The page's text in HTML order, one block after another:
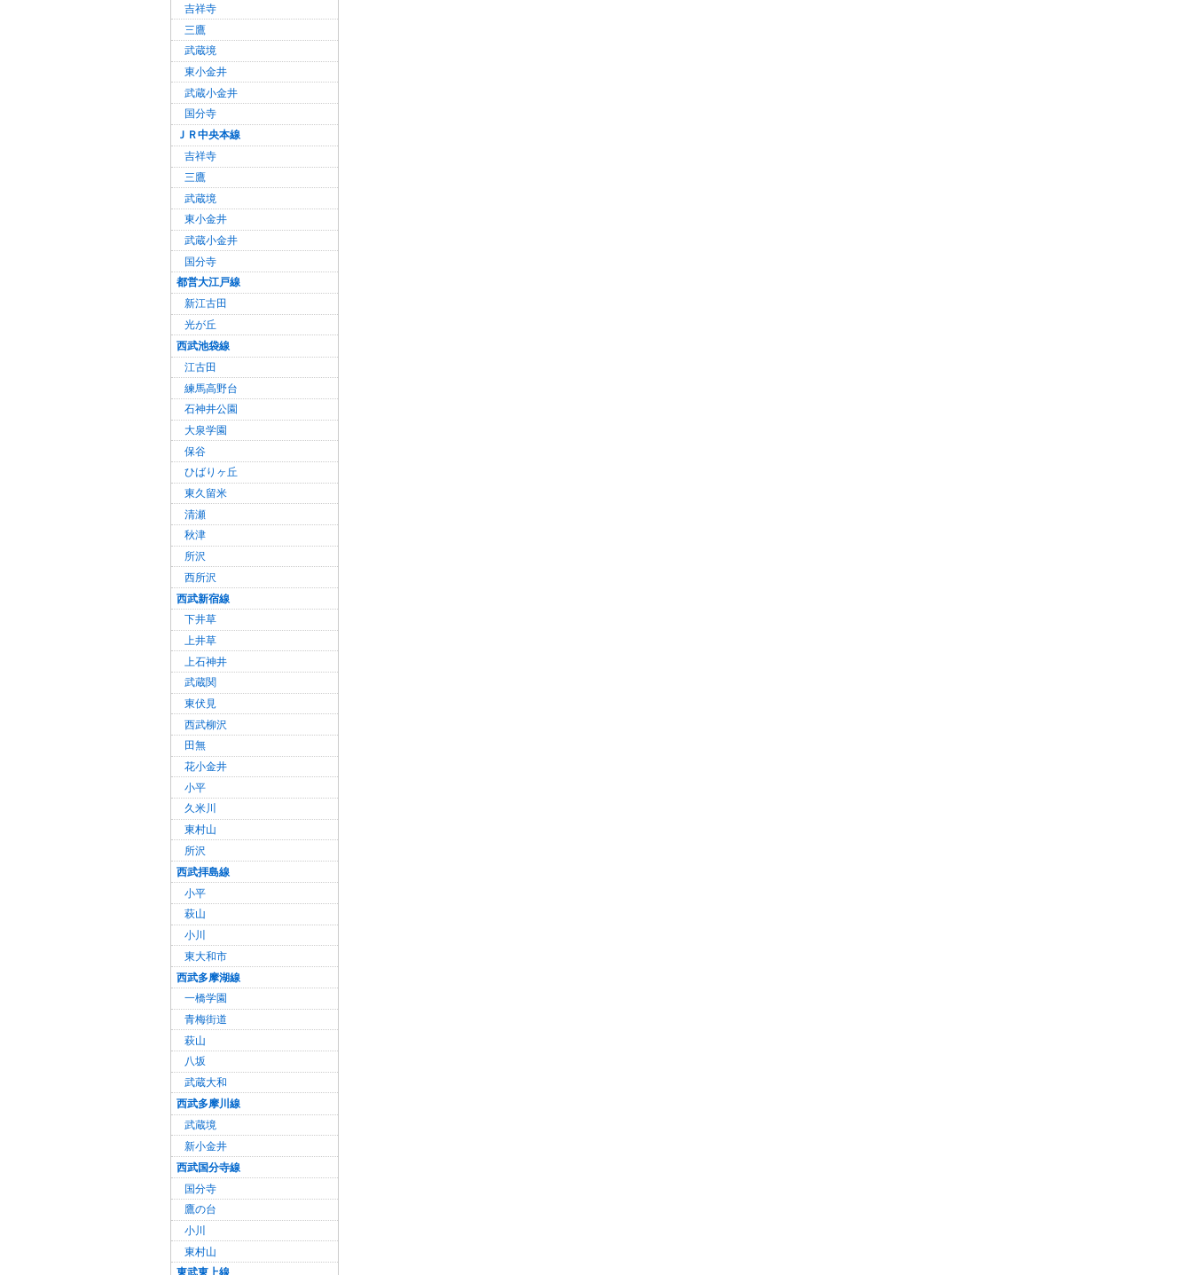
吉祥寺
三鷹
武蔵境
東小金井
武蔵小金井
国分寺
ＪＲ中央本線
吉祥寺
三鷹
武蔵境
東小金井
武蔵小金井
国分寺
都営大江戸線
新江古田
光が丘
西武池袋線
江古田
練馬高野台
石神井公園
大泉学園
保谷
ひばりヶ丘
東久留米
清瀬
秋津
所沢
西所沢
西武新宿線
下井草
上井草
上石神井
武蔵関
東伏見
西武柳沢
田無
花小金井
小平
久米川
東村山
所沢
西武拝島線
小平
萩山
小川
東大和市
西武多摩湖線
一橋学園
青梅街道
萩山
八坂
武蔵大和
西武多摩川線
武蔵境
新小金井
西武国分寺線
国分寺
鷹の台
小川
東村山